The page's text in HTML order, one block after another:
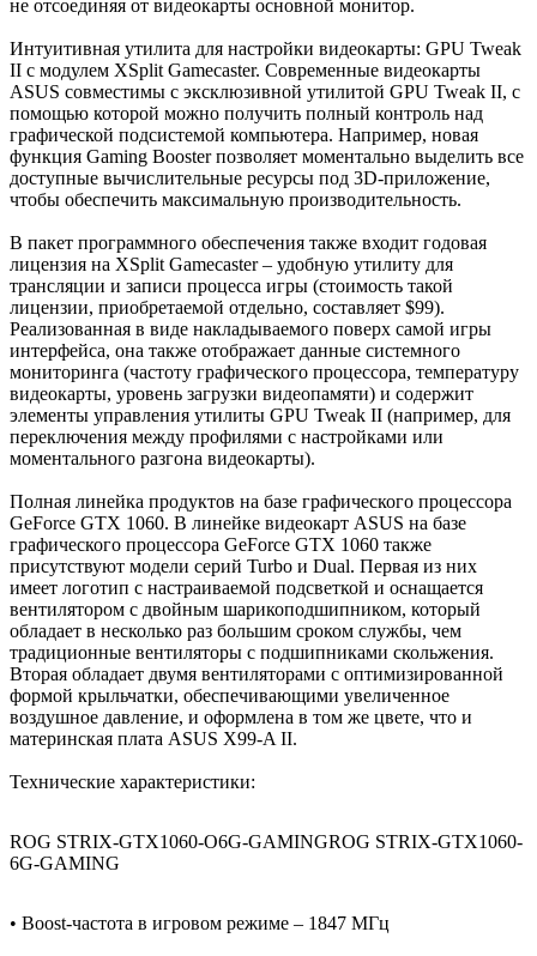
не отсоединяя от видеокарты основной монитор.
Интуитивная утилита для настройки видеокарты: GPU Tweak
II с модулем XSplit Gamecaster. Современные видеокарты
ASUS совместимы с эксклюзивной утилитой GPU Tweak II, с
помощью которой можно получить полный контроль над
графической подсистемой компьютера. Например, новая
функция Gaming Booster позволяет моментально выделить все
доступные вычислительные ресурсы под 3D-приложение,
чтобы обеспечить максимальную производительность.
В пакет программного обеспечения также входит годовая
лицензия на XSplit Gamecaster – удобную утилиту для
трансляции и записи процесса игры (стоимость такой
лицензии, приобретаемой отдельно, составляет $99).
Реализованная в виде накладываемого поверх самой игры
интерфейса, она также отображает данные системного
мониторинга (частоту графического процессора, температуру
видеокарты, уровень загрузки видеопамяти) и содержит
элементы управления утилиты GPU Tweak II (например, для
переключения между профилями с настройками или
моментального разгона видеокарты).
Полная линейка продуктов на базе графического процессора
GeForce GTX 1060. В линейке видеокарт ASUS на базе
графического процессора GeForce GTX 1060 также
присутствуют модели серий Turbo и Dual. Первая из них
имеет логотип с настраиваемой подсветкой и оснащается
вентилятором с двойным шарикоподшипником, который
обладает в несколько раз большим сроком службы, чем
традиционные вентиляторы с подшипниками скольжения.
Вторая обладает двумя вентиляторами с оптимизированной
формой крыльчатки, обеспечивающими увеличенное
воздушное давление, и оформлена в том же цвете, что и
материнская плата ASUS X99-A II.
Технические характеристики:
ROG STRIX-GTX1060-O6G-GAMINGROG STRIX-GTX1060-
6G-GAMING
• Boost-частота в игровом режиме – 1847 МГц